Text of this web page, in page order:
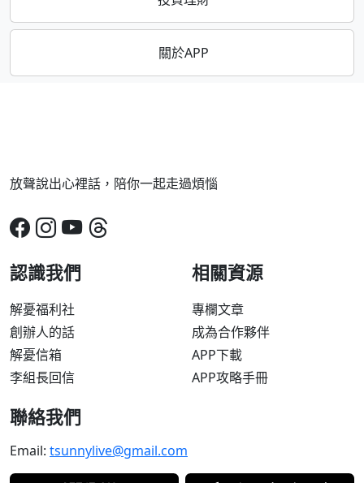
關於APP
放聲說出心裡話，陪你一起走過煩惱
認識我們
解憂福利社
創辦人的話
解憂信箱
李組長回信
相關資源
專欄文章
成為合作夥伴
APP下載
APP攻略手冊
聯絡我們
Email: tsunnylive@gmail.com